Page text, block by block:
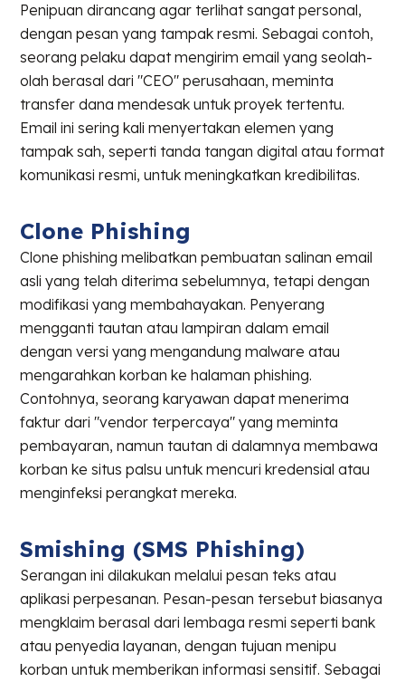
Penipuan dirancang agar terlihat sangat personal,
dengan pesan yang tampak resmi. Sebagai contoh,
seorang pelaku dapat mengirim email yang seolah-
olah berasal dari "CEO" perusahaan, meminta
transfer dana mendesak untuk proyek tertentu.
Email ini sering kali menyertakan elemen yang
tampak sah, seperti tanda tangan digital atau format
komunikasi resmi, untuk meningkatkan kredibilitas.
Clone Phishing
Clone phishing melibatkan pembuatan salinan email
asli yang telah diterima sebelumnya, tetapi dengan
modifikasi yang membahayakan. Penyerang
mengganti tautan atau lampiran dalam email
dengan versi yang mengandung malware atau
mengarahkan korban ke halaman phishing.
Contohnya, seorang karyawan dapat menerima
faktur dari "vendor terpercaya" yang meminta
pembayaran, namun tautan di dalamnya membawa
korban ke situs palsu untuk mencuri kredensial atau
menginfeksi perangkat mereka.
Smishing (SMS Phishing)
Serangan ini dilakukan melalui pesan teks atau
aplikasi perpesanan. Pesan-pesan tersebut biasanya
mengklaim berasal dari lembaga resmi seperti bank
atau penyedia layanan, dengan tujuan menipu
korban untuk memberikan informasi sensitif. Sebagai